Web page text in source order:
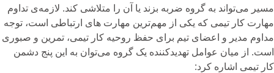
مسیر می‌تواند به گروه ضربه بزند یا آن را متلاشی کند. لازمه‌ی تداوم
مهارت کار تیمی که یکی از مهم‌ترین مهارت های ارتباطی است، توجه
مداوم مدیر و اعضای تیم برای حفظ روحیه کار تیمی، تمرین و صبوری
است. از میان عوامل تهدیدکننده یک گروه می‌توان به این پنج دشمن
کار تیمی اشاره کرد: